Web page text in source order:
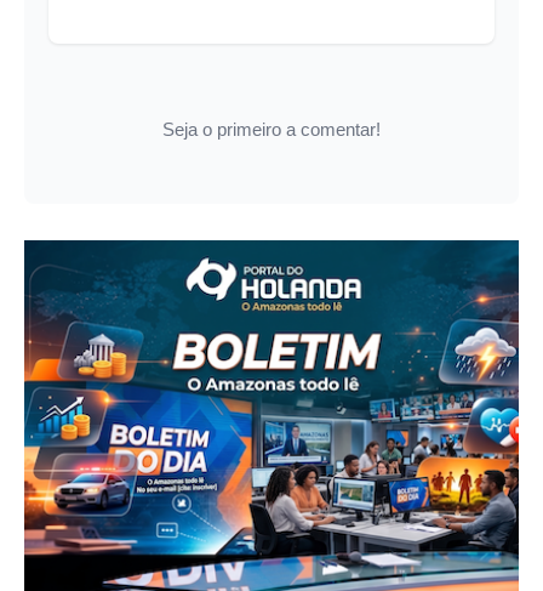
Seja o primeiro a comentar!